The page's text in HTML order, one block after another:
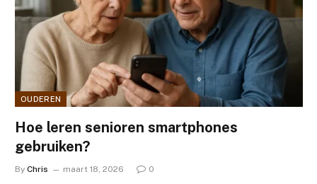
OUDEREN
Hoe leren senioren smartphones
gebruiken?
By Chris maart 18, 2026 0